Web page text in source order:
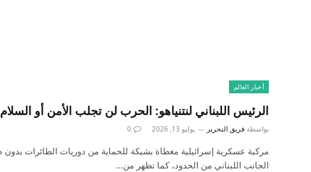
أخبار العالم
الرئيس اللبناني لنتنياهو: الحرب لن تجلب الأمن أو السلام
بواسطة فريق التحرير يوليو 13, 2026 0
الجانب اللبناني من الحدود، كما تظهر من…